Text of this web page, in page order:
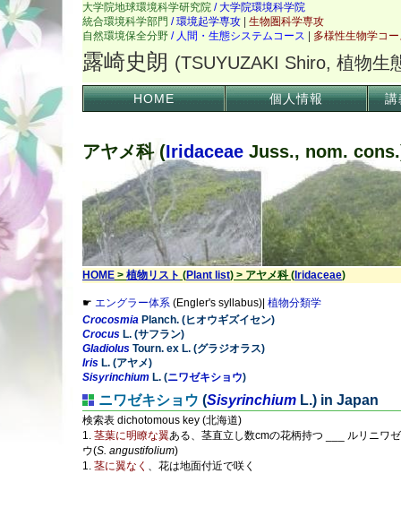
HOME 個人情報 講
アヤメ科 (Iridaceae Juss., nom.
HOME > 植物リスト (Plant list) > アヤメ科 ( Iridaceae)
☛ エングラー体系 (Engler's syllabus)| 植物分類学
Crocosmia Planch. (ヒオウギズイセン)
Crocus L. (サフラン)
Gladiolus Tourn. ex L. (グラジオラス)
Iris L. (アヤメ)
Sisyrinchium L. (ニワゼキショウ)
ニワゼキショウ (Sisyrinchium L.) in Japan
検索表 dichotomous key (北海道)
1. 茎葉に明瞭な翼ある、茎直立し数cmの花柄持つ ___ ルリニワ
ウ(S. angustifolium)
1. 茎に翼なく 、花は地面付近で咲く